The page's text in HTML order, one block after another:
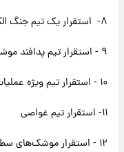
۸- استقرار یک تیم جنگ الکترونیک با سامانه‌های مختلف جنگالی
۹ - استقرار تیم پدافند موشکی
۱۰ - استقرار تیم ویژه عملیات تکاوری
۱۱- استقرار تیم غواصی
۱۲ - استقرار موشک‌های سطح به سطح با برد بلند